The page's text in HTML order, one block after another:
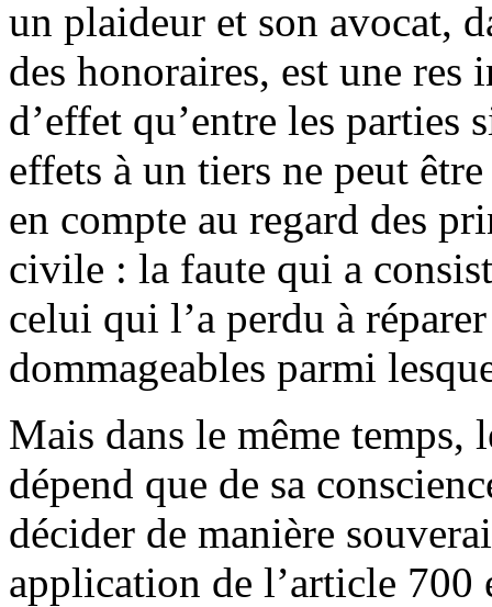
un plaideur et son avocat,
des honoraires, est une
d’effet qu’entre les parties
effets à un tiers ne peut
en compte au regard des
civile : la faute qui a
celui qui l’a perdu à
dommageables parmi
Mais dans le même
dépend que de sa
décider de manière
application de l’article 700